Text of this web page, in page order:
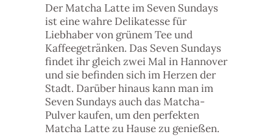
Der Matcha Latte im Seven Sundays
ist eine wahre Delikatesse für
Liebhaber von grünem Tee und
Kaffeegetränken. Das Seven Sundays
findet ihr gleich zwei Mal in Hannover
und sie befinden sich im Herzen der
Stadt. Darüber hinaus kann man im
Seven Sundays auch das Matcha-
Pulver kaufen, um den perfekten
Matcha Latte zu Hause zu genießen.